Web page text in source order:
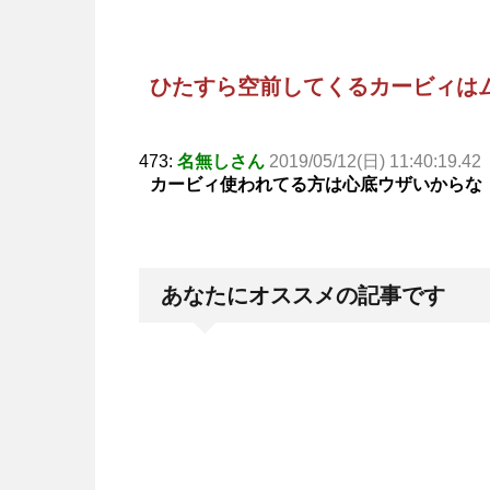
ひたすら空前してくるカービィは
473: 名無しさん 2019/05/12(日) 11:40:19.42
カービィ使われてる方は心底ウザいからな
あなたにオススメの記事です